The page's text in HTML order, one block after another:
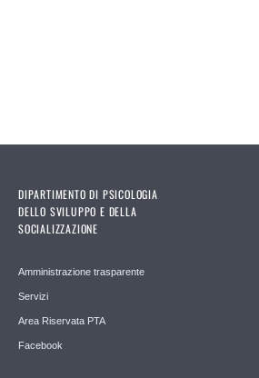
DIPARTIMENTO DI PSICOLOGIA
DELLO SVILUPPO E DELLA
SOCIALIZZAZIONE
Amministrazione trasparente
Servizi
Area Riservata PTA
Facebook